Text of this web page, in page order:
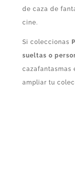
de caza de
cine.
Si coleccionas
sueltas o
cazafantasmas
ampliar tu